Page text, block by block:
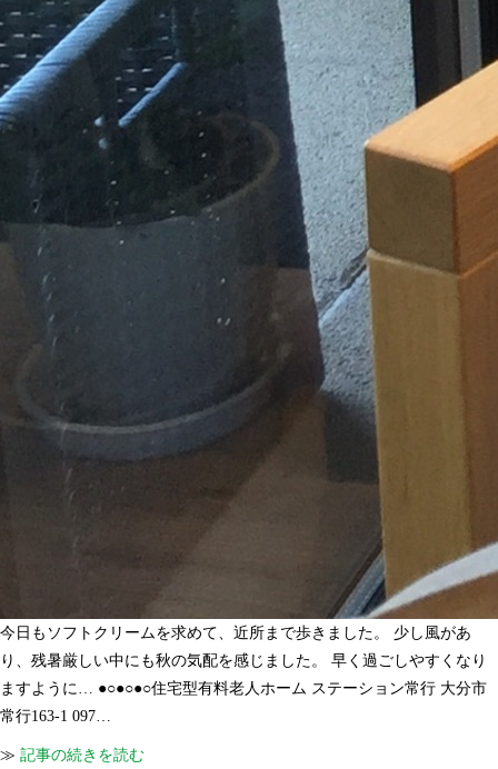
今日もソフトクリームを求めて、近所まで歩きました。 少し風があ
り、残暑厳しい中にも秋の気配を感じました。 早く過ごしやすくなり
ますように… ●○●○●○住宅型有料老人ホーム ステーション常行 大分市
常行163-1 097…
≫ 記事の続きを読む